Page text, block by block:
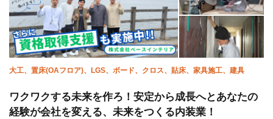
大工、置床(OAフロア)、LGS、ボード、クロス、貼床、家具施工、建具
ワクワクする未来を作ろ！安定から成長へとあなたの
経験が会社を変える、未来をつくる内装業！